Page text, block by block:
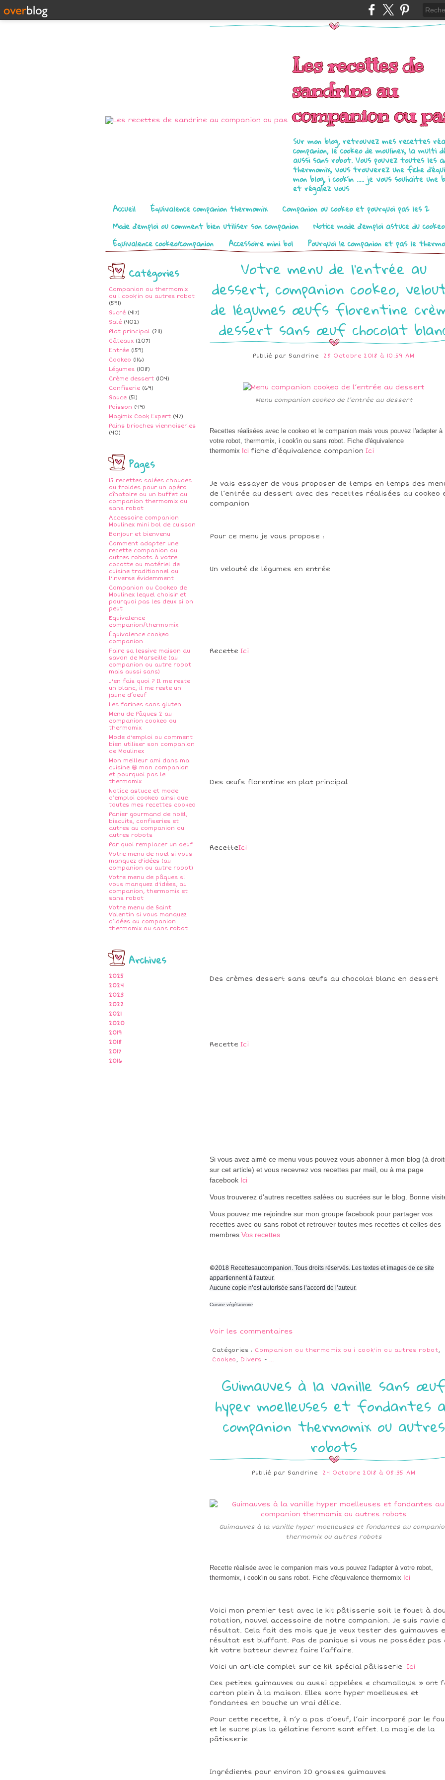
Les recettes de
sandrine au
companion ou
Sur mon blog, retrouvez mes recettes
companion, le cookeo de moulinex, la multi
aussi sans robot. Vous pouvez toutes les
thermomix, vous trouverez une fiche
mon blog, i cook'in ..... je vous souhaite une
et régalez vous
Pages
Accueil Équivalence companion thermomix
Companion ou cookeo et pourquoi pas les 2
Mode d’emploi ou comment bien utiliser son companion
Notice mode d’emploi astuce du
Équivalence cookeo/companion
Accessoire mini bol Pourquoi le companion et pas le
Catégories
Companion ou thermomix
ou i cook'in ou autres robot
(591)
Sucré (417)
Salé (402)
Plat principal (211)
Gâteaux (207)
Entrée (159)
Cookeo (116)
Légumes (108)
Crème dessert (104)
Confiserie (69)
Sauce (51)
Poisson (49)
Magimix Cook Expert (47)
Pains brioches viennoiseries
(40)
Pages
15 recettes salées chaudes
ou froides pour un apéro
dînatoire ou un buffet au
companion thermomix ou
sans robot
Accessoire companion
Moulinex mini bol de cuisson
Bonjour et bienvenu
Comment adapter une
recette companion ou
autres robots à votre
cocotte ou matériel de
cuisine traditionnel ou
l'inverse évidemment
Companion ou Cookeo de
Moulinex lequel choisir et
pourquoi pas les deux si on
peut
Equivalence
companion/thermomix
Équivalence cookeo
companion
Faire sa lessive maison au
savon de Marseille (au
companion ou autre robot
mais aussi sans)
J'en fais quoi ? Il me reste
un blanc, il me reste un
jaune d’oeuf
Les farines sans gluten
Menu de Pâques 2 au
companion cookeo ou
thermomix
Mode d'emploi ou comment
bien utiliser son companion
de Moulinex
Mon meilleur ami dans ma
cuisine 😆 mon companion
et pourquoi pas le
thermomix
Notice astuce et mode
d’emploi cookeo ainsi que
toutes mes recettes cookeo
Panier gourmand de noël,
biscuits, confiseries et
autres au companion ou
autres robots
Par quoi remplacer un oeuf
Votre menu de noël si vous
manquez d'idées (au
companion ou autre robot)
Votre menu de pâques si
vous manquez d'idées, au
companion, thermomix et
sans robot
Votre menu de Saint
Valentin si vous manquez
d’idées au companion
thermomix ou sans robot
Archives
2025
2024
2023
2022
2021
2020
2019
2018
2017
2016
Votre menu de l’entrée au
dessert, companion cookeo,
de légumes œufs florentine
dessert sans œuf chocolat
Publié par Sandrine 28 Octobre 2018 à 10:59 AM
Menu companion cookeo de l’entrée au dessert
Recettes réalisées avec le cookeo et le companion mais vous pouvez l'adapter à
votre robot, thermomix, i cook'in ou sans robot. Fiche d'équivalence
thermomix Ici fiche d’équivalence companion Ici
Je vais essayer de vous proposer de temps en temps des
de l’entrée au dessert avec des recettes réalisées au cookeo
companion
Pour ce menu je vous propose :
Un velouté de légumes en entrée
Recette Ici
Des œufs florentine en plat principal
RecetteIci
Des crèmes dessert sans œufs au chocolat blanc en dessert
Recette Ici
Si vous avez aimé ce menu vous pouvez vous abonner à mon blog (à
sur cet article) et vous recevrez vos recettes par mail, ou à ma page
facebook Ici
Vous trouverez d'autres recettes salées ou sucrées sur le blog. Bonne
Vous pouvez me rejoindre sur mon groupe facebook pour partager vos
recettes avec ou sans robot et retrouver toutes mes recettes et celles des
membres Vos recettes
©2018 Recettesaucompanion. Tous droits réservés. Les textes et images de ce site
appartiennent à l'auteur.
Aucune copie n’est autorisée sans l’accord de l’auteur.
Cuisine végétarienne
Voir les commentaires
Catégories : Companion ou thermomix ou i cook'in ou autres robot,
Cookeo , Divers - …
Guimauves à la vanille sans
hyper moelleuses et fondantes
companion thermomix ou autres
robots
Publié par Sandrine 24 Octobre 2018 à 08:35 AM
Guimauves à la vanille hyper moelleuses et fondantes au
thermomix ou autres robots
Recette réalisée avec le companion mais vous pouvez l'adapter à votre robot,
thermomix, i cook'in ou sans robot. Fiche d'équivalence thermomix Ici
Voici mon premier test avec le kit pâtisserie soit le fouet à
rotation, nouvel accessoire de notre companion. Je suis ravie
résultat. Cela fait des mois que je veux tester des guimauves
résultat est bluffant. Pas de panique si vous ne possédez pas
kit votre batteur devrez faire l’affaire.
Voici un article complet sur ce kit spécial pâtisserie Ici
Ces petites guimauves ou aussi appelées « chamallows » ont
carton plein à la maison. Elles sont hyper moelleuses et
fondantes en bouche un vrai délice.
Pour cette recette, il n’y a pas d’oeuf, l’air incorporé par le
et le sucre plus la gélatine feront sont effet. La magie de la
pâtisserie
Ingrédients pour environ 20 grosses guimauves